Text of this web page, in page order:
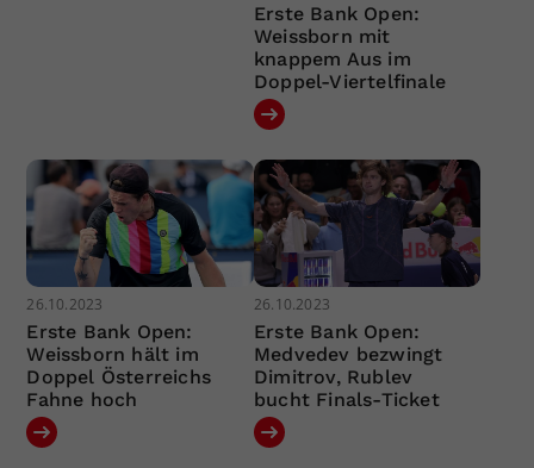
Erste Bank Open:
Weissborn mit
knappem Aus im
Doppel-Viertelfinale
26.10.2023
Erste Bank Open:
Weissborn hält im
Doppel Österreichs
Fahne hoch
26.10.2023
Erste Bank Open:
Medvedev bezwingt
Dimitrov, Rublev
bucht Finals-Ticket